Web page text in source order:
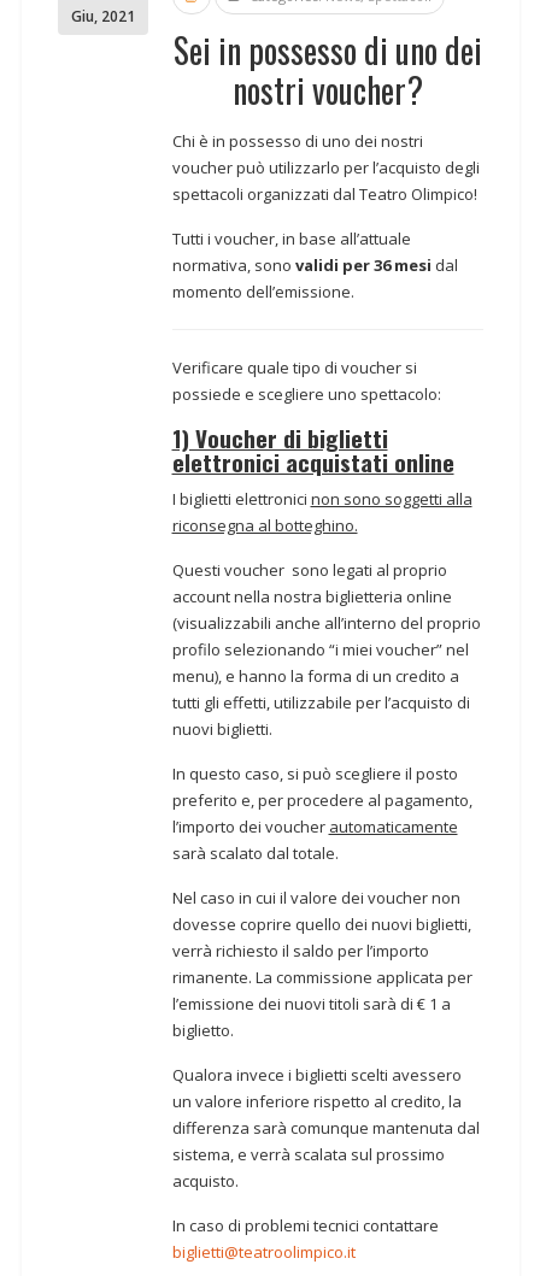
Giu, 2021
Sei in possesso di uno dei
nostri voucher?
Chi è in possesso di uno dei nostri
voucher può utilizzarlo per l’acquisto degli
spettacoli organizzati dal Teatro Olimpico!
Tutti i voucher, in base all’attuale
normativa, sono validi per 36 mesi dal
momento dell’emissione.
Verificare quale tipo di voucher si
possiede e scegliere uno spettacolo:
1) Voucher di biglietti
elettronici acquistati online
I biglietti elettronici non sono soggetti alla
riconsegna al botteghino.
Questi voucher sono legati al proprio
account nella nostra biglietteria online
(visualizzabili anche all’interno del proprio
profilo selezionando “i miei voucher” nel
menu), e hanno la forma di un credito a
tutti gli effetti, utilizzabile per l’acquisto di
nuovi biglietti.
In questo caso, si può scegliere il posto
preferito e, per procedere al pagamento,
l’importo dei voucher automaticamente
sarà scalato dal totale.
Nel caso in cui il valore dei voucher non
dovesse coprire quello dei nuovi biglietti,
verrà richiesto il saldo per l’importo
rimanente. La commissione applicata per
l’emissione dei nuovi titoli sarà di € 1 a
biglietto.
Qualora invece i biglietti scelti avessero
un valore inferiore rispetto al credito, la
differenza sarà comunque mantenuta dal
sistema, e verrà scalata sul prossimo
acquisto.
In caso di problemi tecnici contattare
biglietti@teatroolimpico.it